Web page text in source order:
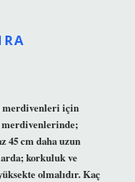
merdivenleri için
merdivenlerinde;
45 cm daha uzun
korkuluk ve
olmalıdır. Kaç